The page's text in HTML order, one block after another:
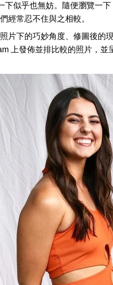
下似乎也無妨。隨便瀏覽一
經常忍不住與之相較。
片下的巧妙角度、修圖後的
上發佈並排比較的照片，並